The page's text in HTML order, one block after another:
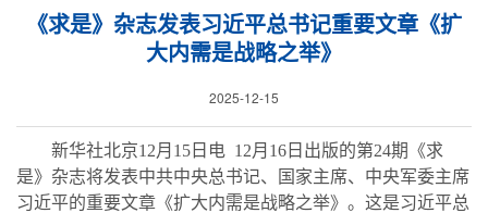
《求是》杂志发表习近平总书记重要文章《扩
大内需是战略之举》
2025-12-15
新华社北京12月15日电 12月16日出版的第24期《求
是》杂志将发表中共中央总书记、国家主席、中央军委主席
习近平的重要文章《扩大内需是战略之举》。这是习近平总